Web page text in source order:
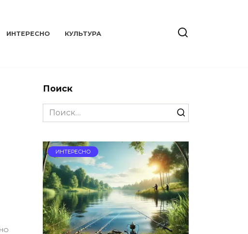
ИНТЕРЕСНО КУЛЬТУРА
Поиск
Search
for:
ИНТЕРЕСНО